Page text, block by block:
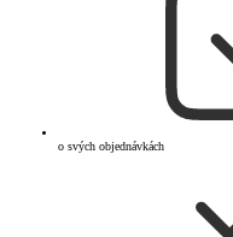
o svých objednávkách